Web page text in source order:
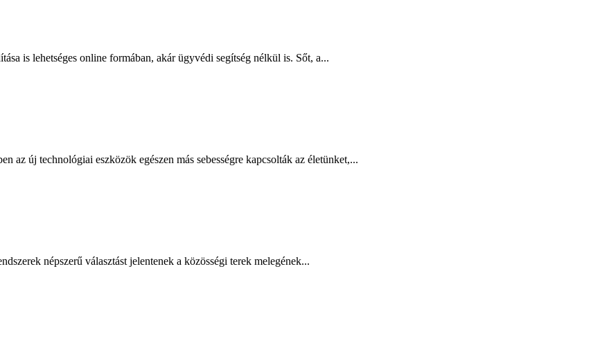
is lehetséges online formában, akár ügyvédi segítség nélkül is. Sőt, a...
az új technológiai eszközök egészen más sebességre kapcsolták az életünket,...
népszerű választást jelentenek a közösségi terek melegének...